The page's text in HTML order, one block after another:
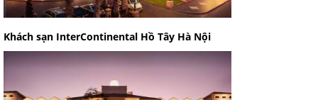
Khách sạn InterContinental Hồ Tây Hà Nội